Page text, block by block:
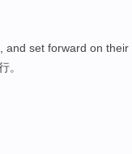
, and set forward on their
。